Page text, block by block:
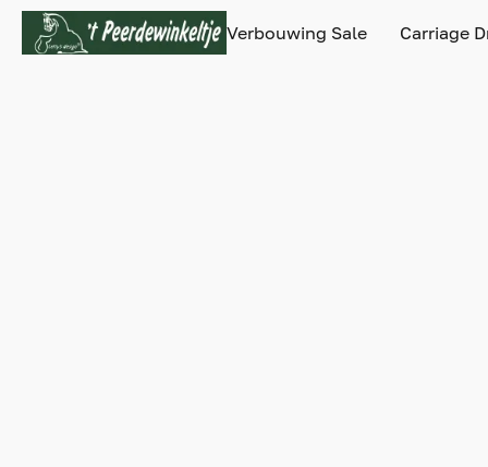
Verbouwing Sale Carriage